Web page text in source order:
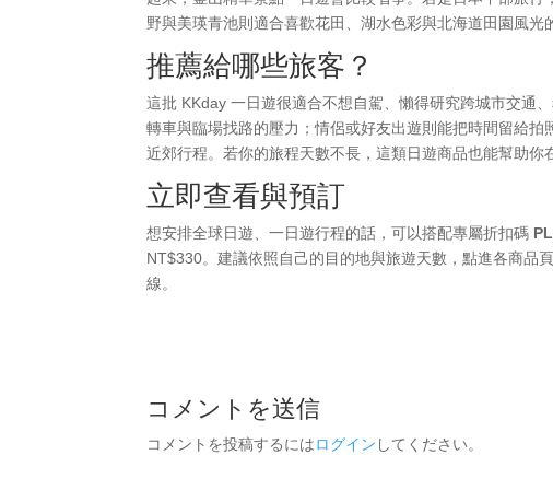
野與美瑛青池則適合喜歡花田、湖水色彩與北海道田園風光
推薦給哪些旅客？
這批 KKday 一日遊很適合不想自駕、懶得研究跨城市交通
轉車與臨場找路的壓力；情侶或好友出遊則能把時間留給
近郊行程。若你的旅程天數不長，這類日遊商品也能幫助你
立即查看與預訂
想安排全球日遊、一日遊行程的話，可以搭配專屬折扣碼
NT$330。建議依照自己的目的地與旅遊天數，點進各商品
線。
コメントを送信
コメントを投稿するにはログイン してください。